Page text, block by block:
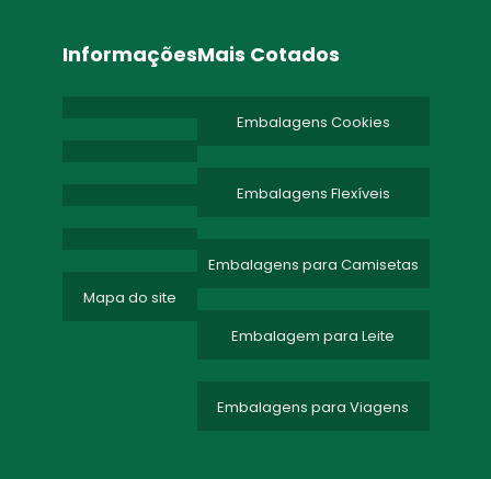
Informações
Mapa do site
Mais Cotados
Embalagens Cookies
Embalagens Flexíveis
Embalagens para Camisetas
Embalagem para Leite
Embalagens para Viagens